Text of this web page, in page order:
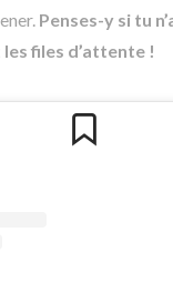
Penses-y si tu
files d’attente !